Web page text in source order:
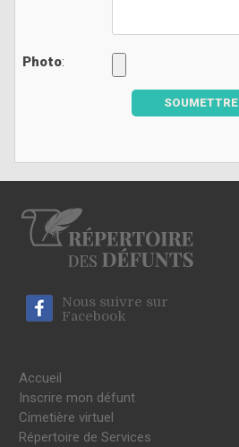
Photo:
SOUMETTRE
Nous suivre sur
Facebook
Accueil
Inscrire mon défunt
Cimetière virtuel
Répertoire de Services